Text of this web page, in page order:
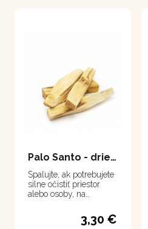
Palo Santo - drievka na vykuřovanie
Spaľujte, ak potrebujete
silne očistiť priestor
alebo osoby, na
negatívneho, pri únave
spôsobenej nervovým
3,30 €